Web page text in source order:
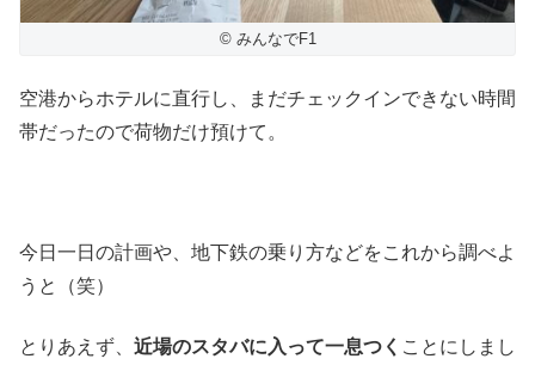
© みんなでF1
空港からホテルに直行し、まだチェックインできない時間
帯だったので荷物だけ預けて。
今日一日の計画や、地下鉄の乗り方などをこれから調べよ
うと（笑）
とりあえず、 近場のスタバに入って一息つく ことにしまし